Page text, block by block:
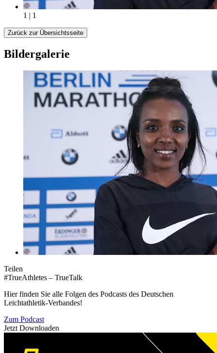
1 | 1
Zurück zur Übersichtsseite
Bildergalerie
Teilen
#TrueAthletes – TrueTalk
Hier finden Sie alle Folgen des Podcasts des Deutschen
Leichtathletik-Verbandes!
Zum Podcast
Jetzt Downloaden